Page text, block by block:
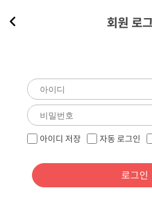
회원 로
아이디 저장 자동 로그인
로그인